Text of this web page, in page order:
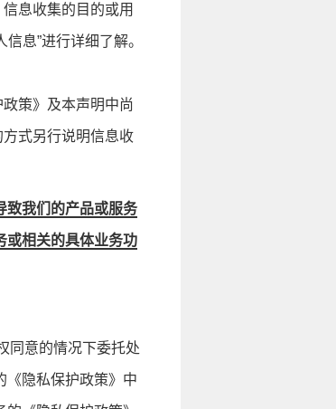
息收集的目的或用
息”进行详细了解。
策》及本声明中尚
式另行说明信息收
致我们的产品或服务
或相关的具体业务功
同意的情况下委托处
《隐私保护政策》中